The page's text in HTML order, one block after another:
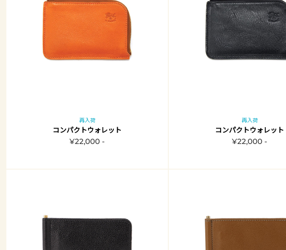
再入荷
コンパクトウォレット
¥22,000 -
再入荷
コンパクトウォレット
¥22,000 -